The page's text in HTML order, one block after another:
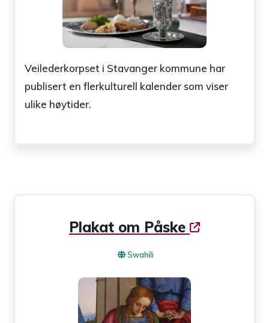
Veilederkorpset i Stavanger kommune har
publisert en flerkulturell kalender som viser
ulike høytider.
Plakat om Påske
Swahili